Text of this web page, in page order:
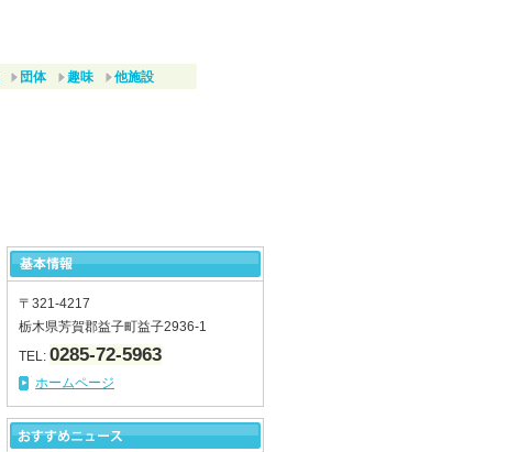
団体 趣味 他施設
〒321-4217
栃木県芳賀郡益子町益子2936-1
TEL: 0285-72-5963
ホームページ